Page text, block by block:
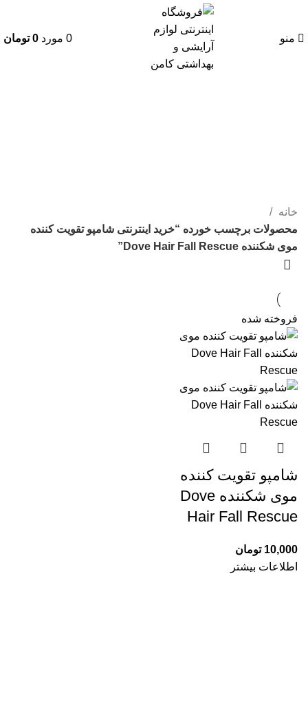
منو 0 مورد 0 تومان
دسته بندی ها
خانه
محصولات برچسب خورده “خرید اینترنتی شامپو تقویت کننده
موی شکننده Dove Hair Fall Rescue”
فروخته شده
شامپو تقویت کننده
موی شکننده Dove
Hair Fall Rescue
10,000 تومان
اطلاعات بیشتر